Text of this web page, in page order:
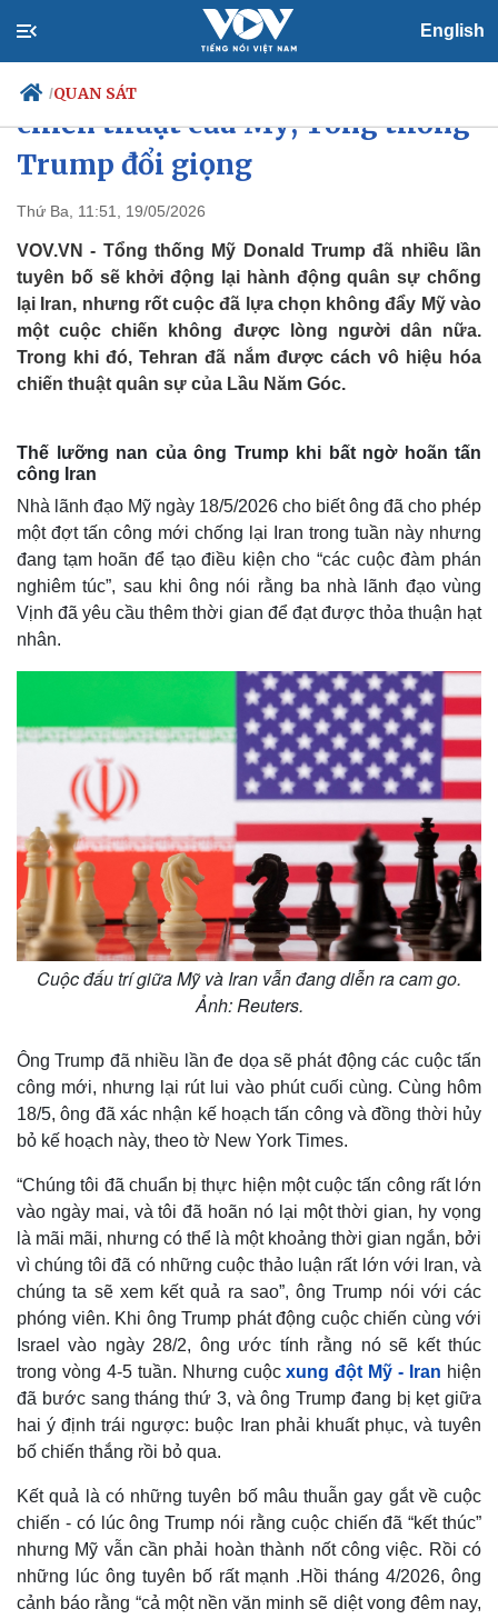
English
/QUAN SÁT
Chính trị
Tổ chức nhân sự
Quốc hội
Nhận diện sự thật
Dự báo thời tiết
Giáo dục
Dấu ấn VOV
Việc làm
Biển đảo
Iran nắm rõ cách vô hiệu hóa
chiến thuật của Mỹ, Tổng thống
Trump đổi giọng
Thứ Ba, 11:51, 19/05/2026
VOV.VN - Tổng thống Mỹ Donald Trump đã nhiều lần
tuyên bố sẽ khởi động lại hành động quân sự chống
lại Iran, nhưng rốt cuộc đã lựa chọn không đẩy Mỹ vào
một cuộc chiến không được lòng người dân nữa.
Trong khi đó, Tehran đã nắm được cách vô hiệu hóa
chiến thuật quân sự của Lầu Năm Góc.
Thế lưỡng nan của ông Trump khi bất ngờ hoãn tấn
công Iran
Nhà lãnh đạo Mỹ ngày 18/5/2026 cho biết ông đã cho phép
một đợt tấn công mới chống lại Iran trong tuần này nhưng
đang tạm hoãn để tạo điều kiện cho “các cuộc đàm phán
nghiêm túc”, sau khi ông nói rằng ba nhà lãnh đạo vùng
Vịnh đã yêu cầu thêm thời gian để đạt được thỏa thuận hạt
nhân.
Cuộc đấu trí giữa Mỹ và Iran vẫn đang diễn ra cam go.
Ảnh: Reuters.
Ông Trump đã nhiều lần đe dọa sẽ phát động các cuộc tấn
công mới, nhưng lại rút lui vào phút cuối cùng. Cùng hôm
18/5, ông đã xác nhận kế hoạch tấn công và đồng thời hủy
bỏ kế hoạch này, theo tờ New York Times.
“Chúng tôi đã chuẩn bị thực hiện một cuộc tấn công rất lớn
vào ngày mai, và tôi đã hoãn nó lại một thời gian, hy vọng
là mãi mãi, nhưng có thể là một khoảng thời gian ngắn, bởi
vì chúng tôi đã có những cuộc thảo luận rất lớn với Iran, và
chúng ta sẽ xem kết quả ra sao”, ông Trump nói với các
phóng viên. Khi ông Trump phát động cuộc chiến cùng với
Israel vào ngày 28/2, ông ước tính rằng nó sẽ kết thúc
trong vòng 4-5 tuần. Nhưng cuộcxung đột Mỹ - Iran hiện
đã bước sang tháng thứ 3, và ông Trump đang bị kẹt giữa
hai ý định trái ngược: buộc Iran phải khuất phục, và tuyên
bố chiến thắng rồi bỏ qua.
Kết quả là có những tuyên bố mâu thuẫn gay gắt về cuộc
chiến - có lúc ông Trump nói rằng cuộc chiến đã “kết thúc”
nhưng Mỹ vẫn cần phải hoàn thành nốt công việc. Rồi có
những lúc ông tuyên bố rất mạnh .Hồi tháng 4/2026, ông
cảnh báo rằng “cả một nền văn minh sẽ diệt vong đêm nay,